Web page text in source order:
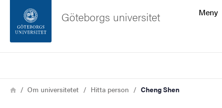
Sidfoten
Meny
Göteborgs universitet
Länkstig
HemOm universitetet Hitta person Cheng Shen